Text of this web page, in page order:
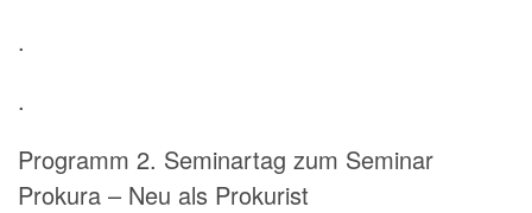
.
.
Programm 2. Seminartag zum Seminar
Prokura – Neu als Prokurist